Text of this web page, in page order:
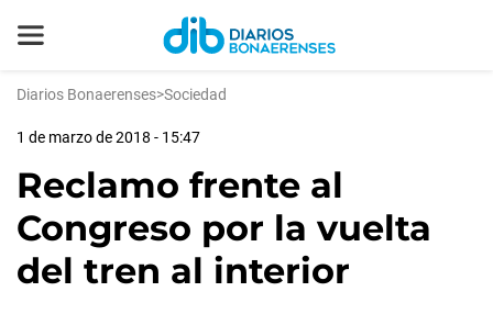
Diarios Bonaerenses>Sociedad
1 de marzo de 2018 - 15:47
Reclamo frente al
Congreso por la vuelta
del tren al interior